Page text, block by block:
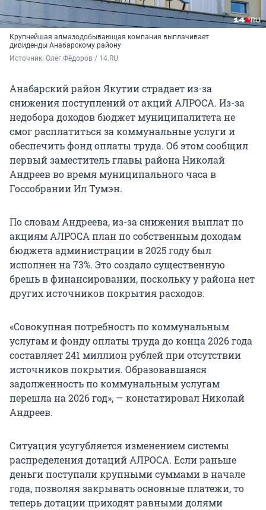
Крупнейшая алмазодобывающая компания выплачивает
дивиденды Анабарскому району
Источник: Олег Фёдоров / 14.RU
Анабарский район Якутии страдает из-за
снижения поступлений от акций АЛРОСА. Из-за
недобора доходов бюджет муниципалитета не
смог расплатиться за коммунальные услуги и
обеспечить фонд оплаты труда. Об этом сообщил
первый заместитель главы района Николай
Андреев во время муниципального часа в
Госсобрании Ил Тумэн.
По словам Андреева, из-за снижения выплат по
акциям АЛРОСА план по собственным доходам
бюджета администрации в 2025 году был
исполнен на 73%. Это создало существенную
брешь в финансировании, поскольку у района нет
других источников покрытия расходов.
«Совокупная потребность по коммунальным
услугам и фонду оплаты труда до конца 2026 года
составляет 241 миллион рублей при отсутствии
источников покрытия. Образовавшаяся
задолженность по коммунальным услугам
перешла на 2026 год», — констатировал Николай
Андреев.
Ситуация усугубляется изменением системы
распределения дотаций АЛРОСА. Если раньше
деньги поступали крупными суммами в начале
года, позволяя закрывать основные платежи, то
теперь дотации приходят равными долями